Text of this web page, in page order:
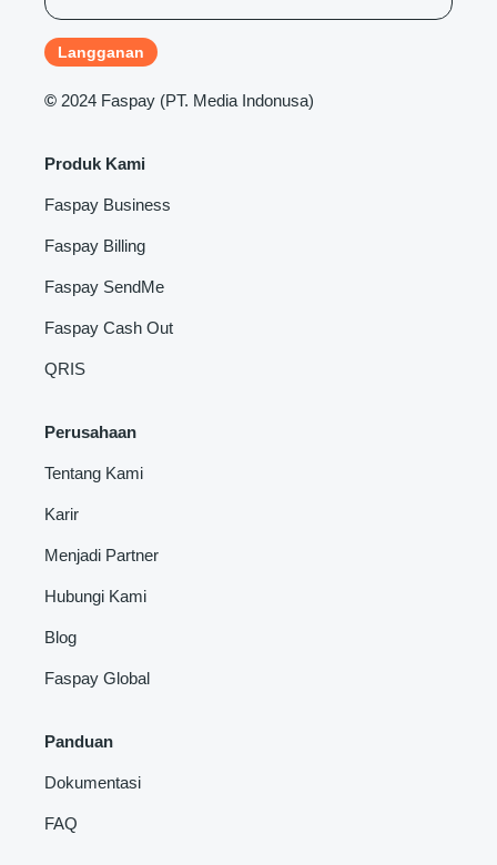
© 2024 Faspay (PT. Media Indonusa)
Produk Kami
Faspay Business
Faspay Billing
Faspay SendMe
Faspay Cash Out
QRIS
Perusahaan
Tentang Kami
Karir
Menjadi Partner
Hubungi Kami
Blog
Faspay Global
Panduan
Dokumentasi
FAQ